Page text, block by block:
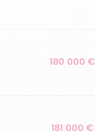
180 000 €
181 000 €